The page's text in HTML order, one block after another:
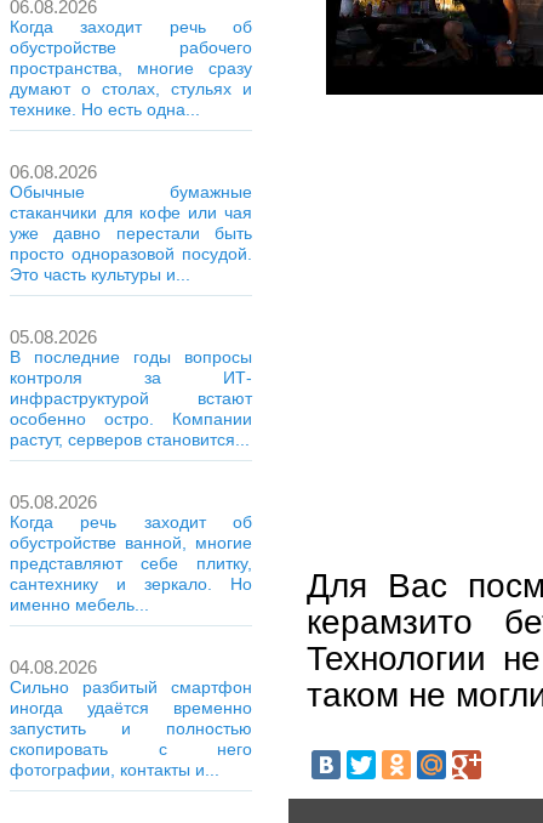
06.08.2026
Когда заходит речь об
обустройстве рабочего
пространства, многие сразу
думают о столах, стульях и
технике. Но есть одна...
06.08.2026
Обычные бумажные
стаканчики для кофе или чая
уже давно перестали быть
просто одноразовой посудой.
Это часть культуры и...
05.08.2026
В последние годы вопросы
контроля за ИТ-
инфраструктурой встают
особенно остро. Компании
растут, серверов становится...
05.08.2026
Когда речь заходит об
обустройстве ванной, многие
представляют себе плитку,
сантехнику и зеркало. Но
именно мебель...
04.08.2026
Сильно разбитый смартфон
иногда удаётся временно
запустить и полностью
скопировать с него
фотографии, контакты и...
Для Вас
керамзито
Технологии
таком не